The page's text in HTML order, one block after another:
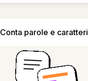
Conta parole e caratteri